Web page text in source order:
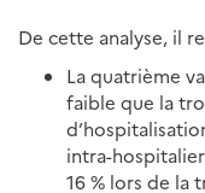
De cette analyse, il
La quatrième
faible que la
intra-
16 % lors de la